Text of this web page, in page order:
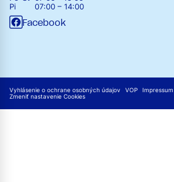
Pi 07:00 – 14:00
Facebook
Vyhlásenie o ochrane osobných údajov VOP
Impressum
Zmeniť nastavenie Cookies